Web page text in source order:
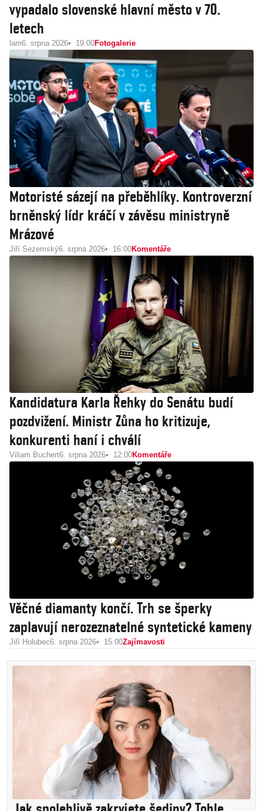
vypadalo slovenské hlavní město v 70.
letech
lam6. srpna 2026 19:00Fotogalerie
Motoristé sázejí na přeběhlíky. Kontroverzní
brněnský lídr kráčí v závěsu ministryně
Mrázové
Jiří Sezemský6. srpna 2026 16:00Komentáře
Kandidatura Karla Řehky do Senátu budí
pozdvižení. Ministr Zůna ho kritizuje,
konkurenti haní i chválí
Viliam Buchert6. srpna 2026 12:00Komentáře
Věčné diamanty končí. Trh se šperky
zaplavují nerozeznatelné syntetické kameny
Jiří Holubec6. srpna 2026 15:00Zajímavosti